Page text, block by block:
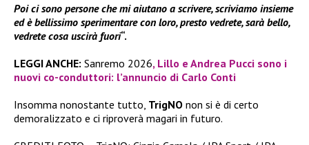
Poi ci sono persone che mi aiutano a scrivere, scriviamo insieme
ed è bellissimo sperimentare con loro, presto vedrete, sarà bello,
vedrete cosa uscirà fuori“.
LEGGI ANCHE: Sanremo 2026, Lillo e Andrea Pucci sono i
nuovi co-conduttori: l’annuncio di Carlo Conti
Insomma nonostante tutto, TrigNO non si è di certo
demoralizzato e ci riproverà magari in futuro.